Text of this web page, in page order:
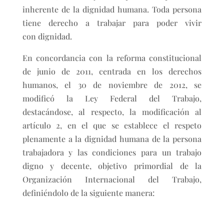
inherente de la dignidad humana. Toda persona
tiene derecho a trabajar para poder vivir
con dignidad.
En concordancia con la reforma constitucional
de junio de 2011, centrada en los derechos
humanos, el 30 de noviembre de 2012, se
modificó la Ley Federal del Trabajo,
destacándose, al respecto, la modificación al
artículo 2, en el que se establece el respeto
plenamente a la dignidad humana de la persona
trabajadora y las condiciones para un trabajo
digno y decente, objetivo primordial de la
Organización Internacional del Trabajo,
definiéndolo de la siguiente manera: